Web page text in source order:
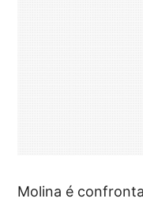
Molina é